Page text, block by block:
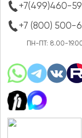
+7(499)460-
+7 (800) 500-
ПН-ПТ: 8.00-